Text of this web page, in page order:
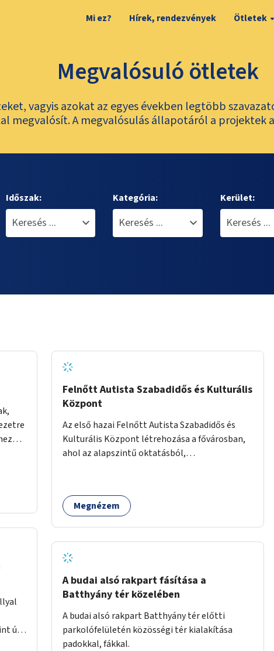
Mi ez? Hírek, rendezvények Ötletek
Megvalósuló ötletek
vagyis azokat az egyes években legtöbb
megvalósít. A megvalósulás állapotáról a
Időszak: Kategória: Kerület:
új
Felnőtt Autista Szabadidős és Kulturális
Központ
Az első hazai Felnőtt Autista Szabadidős és
Kulturális Központ létrehozása a fővárosban,
ahol az alapszintű oktatásból,
és közösségekre találhatnak.
Megnézem
A budai alsó rakpart fásítása a
Batthyány tér közelében
A budai alsó rakpart Batthyány tér előtti
parkolófelületén közösségi tér kialakítása
padokkal, fákkal.